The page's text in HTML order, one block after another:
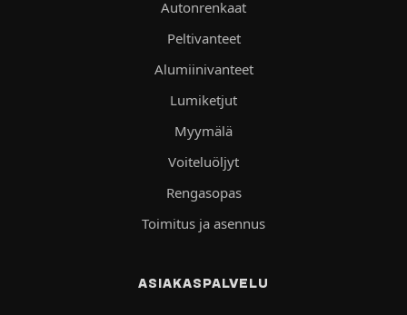
Autonrenkaat
Peltivanteet
Alumiinivanteet
Lumiketjut
Myymälä
Voiteluöljyt
Rengasopas
Toimitus ja asennus
ASIAKASPALVELU